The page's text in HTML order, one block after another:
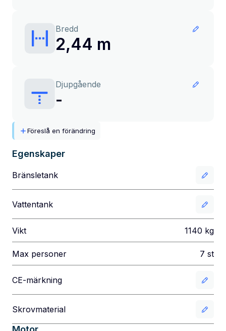
Bredd
2,44 m
Djupgående
-
Föreslå en förändring
Egenskaper
Bränsletank
Vattentank
Vikt 1140 kg
Max personer 7 st
CE-märkning
Skrovmaterial